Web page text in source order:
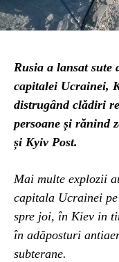
Rusia a lansat sute
capitalei Ucrainei,
distrugând clădiri
persoane și rănind
și Kyiv Post.
Mai multe explozii
capitala Ucrainei
spre joi, în Kiev in
în adăposturi
subterane.